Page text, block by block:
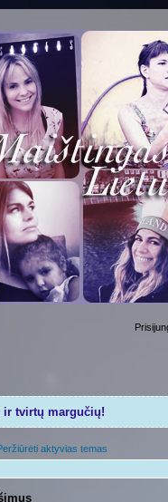
ir tvirtų margučių!
aktyvias temas